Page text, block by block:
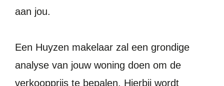
aan jou.
Een Huyzen makelaar zal een grondige
analyse van jouw woning doen om de
verkoopprijs te bepalen. Hierbij wordt